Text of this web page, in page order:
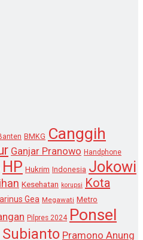
BMKG Canggih
Ganjar Pranowo Handphone
HP Hukrim Indonesia Jokowi
Kesehatan korupsi Kota
Gea Megawati Metro
Pilpres 2024 Ponsel
Pramono Anung